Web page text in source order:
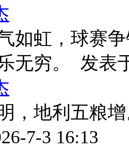
如虹，球赛
无穷。 发表
，地利五粮
7-3 16:13